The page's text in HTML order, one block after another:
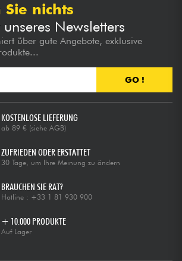
Sie nichts
Newsletters
über gute Angebote, exklusive
GO !
KOSTENLOSE LIEFERUNG
ab 89 € (siehe AGB)
ZUFRIEDEN ODER ERSTATTET
30 Tage, um Ihre Meinung zu ändern
BRAUCHEN SIE RAT?
Hotline : +33 1 81 930 900
+ 10.000 PRODUKTE
Auf Lager